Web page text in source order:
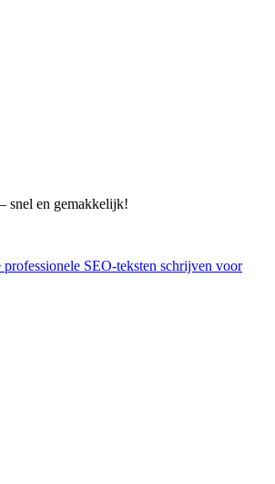
snel en gemakkelijk!
SEO-teksten schrijven voor